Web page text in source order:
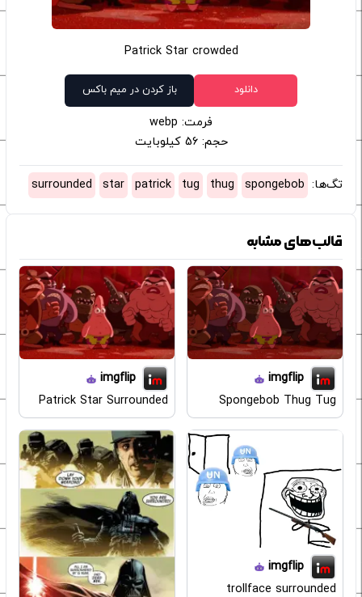
Patrick Star crowded
دانلود باز کردن در میم باکس
فرمت: webp
حجم: 56 کیلوبایت
تگ‌ها: spongebob
thug
tug
patrick
star
surrounded
قالب‌های مشابه
imgflip
Spongebob Thug Tug
imgflip
Patrick Star Surrounded
imgflip
trollface surrounded